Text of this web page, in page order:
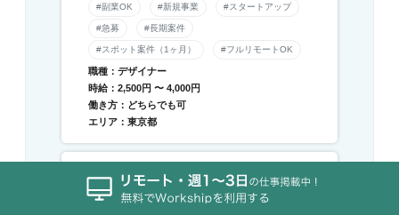
#副業OK #新規事業 #スタートアップ
#急募 #長期案件
#スポット案件（1ヶ月） #フルリモートOK
職種：デザイナー
時給：2,500円 〜 4,000円
働き方：どちらでも可
エリア：東京都